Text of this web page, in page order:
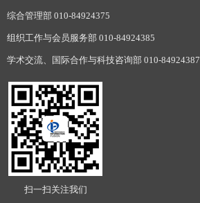
综合管理部 010-84924375
组织工作与会员服务部 010-84924385
学术交流、国际合作与科技咨询部 010-84924387
扫一扫关注我们